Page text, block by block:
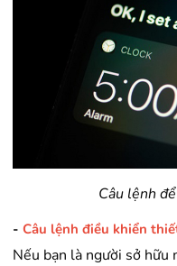
Câu lệnh
- Câu lệnh điều khiển
Nếu bạn là người sở